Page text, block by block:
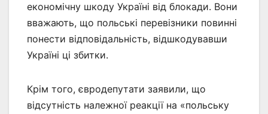
економічну шкоду Україні від блокади. Вони
вважають, що польські перевізники повинні
понести відповідальність, відшкодувавши
Україні ці збитки.
Крім того, євродепутати заявили, що
відсутність належної реакції на «польську